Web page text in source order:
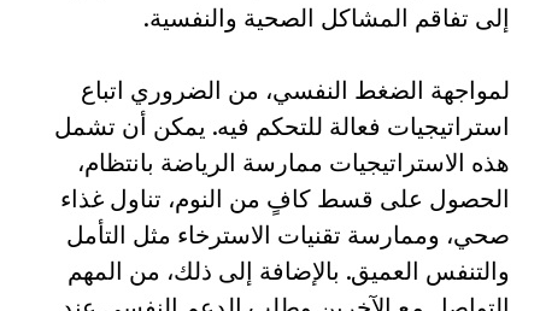
إلى تفاقم المشاكل الصحية والنفسية.
لمواجهة الضغط النفسي، من الضروري اتباع
استراتيجيات فعالة للتحكم فيه. يمكن أن تشمل
هذه الاستراتيجيات ممارسة الرياضة بانتظام،
الحصول على قسط كافٍ من النوم، تناول غذاء
صحي، وممارسة تقنيات الاسترخاء مثل التأمل
والتنفس العميق. بالإضافة إلى ذلك، من المهم